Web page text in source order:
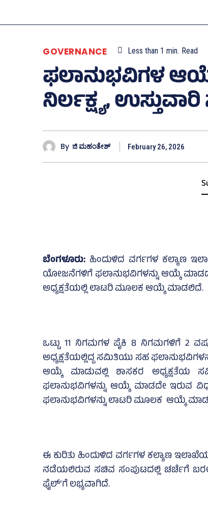
GOVERNANCE Less than 1 min. Read
ಫಲಾನುಭವಿಗಳ
ನಿರ್ಲಕ್ಷ್ಯ,
By ಜಿ ಮಹಂತೇಶ್ February 26, 2026
ಬೆಂಗಳೂರು: ಹಿಂದುಳಿದ ವರ್ಗಗಳ ಕಲ್ಯಾಣ
ಯೋಜನೆಗಳಿಗೆ ಫಲಾನುಭವಿಗಳನ್ನು ಆಯ್ಕೆ ಮಾಡದ
ಅಧ್ಯಕ್ಷತೆಯಲ್ಲಿ ಲಾಟರಿ ಮೂಲಕ ಆಯ್ಕೆ ಮಾಡಲಿದೆ.
ಒಟ್ಟು 11 ನಿಗಮಗಳ ಪೈಕಿ 8 ನಿಗಮಗಳಿಗೆ 2
ಅಧ್ಯಕ್ಷತೆಯಲ್ಲಿದ್ದ ಸಮಿತಿಯು ಸಹ
ಆಯ್ಕೆ ಮಾಡುವಲ್ಲಿ ಶಾಸಕರ
ಫಲಾನುಭವಿಗಳನ್ನು ಆಯ್ಕೆ ಮಾಡದೇ ಇರುವ
ಫಲಾನುಭವಿಗಳನ್ನು ಲಾಟರಿ ಮೂಲಕ ಆಯ್ಕೆ
ಈ ಕುರಿತು ಹಿಂದುಳಿದ ವರ್ಗಗಳ ಕಲ್ಯಾಣ
ನಡೆಯಲಿರುವ ಸಚಿವ ಸಂಪುಟದಲ್ಲಿ ಚರ್ಚೆಗೆ
ಫೈಲ್‌’ಗೆ ಲಭ್ಯವಾಗಿದೆ.